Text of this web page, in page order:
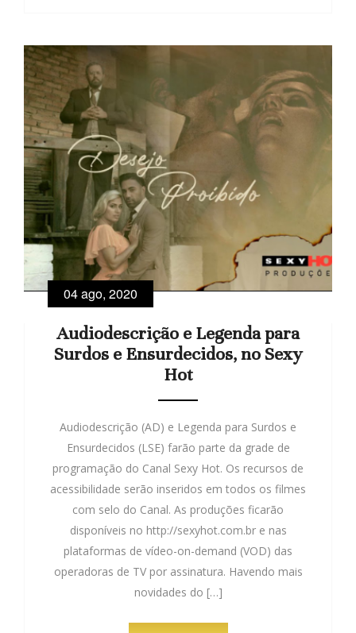
04 ago, 2020
Audiodescrição e Legenda para
Surdos e Ensurdecidos, no Sexy
Hot
Audiodescrição (AD) e Legenda para Surdos e
Ensurdecidos (LSE) farão parte da grade de
programação do Canal Sexy Hot. Os recursos de
acessibilidade serão inseridos em todos os filmes
com selo do Canal. As produções ficarão
disponíveis no http://sexyhot.com.br e nas
plataformas de vídeo-on-demand (VOD) das
operadoras de TV por assinatura. Havendo mais
novidades do […]